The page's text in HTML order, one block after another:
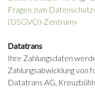
Fragen zum
(DSGVO)-Zentrum»
Datatrans
Ihre Zahlungsdaten
Zahlungsabwicklung
Datatrans AG,